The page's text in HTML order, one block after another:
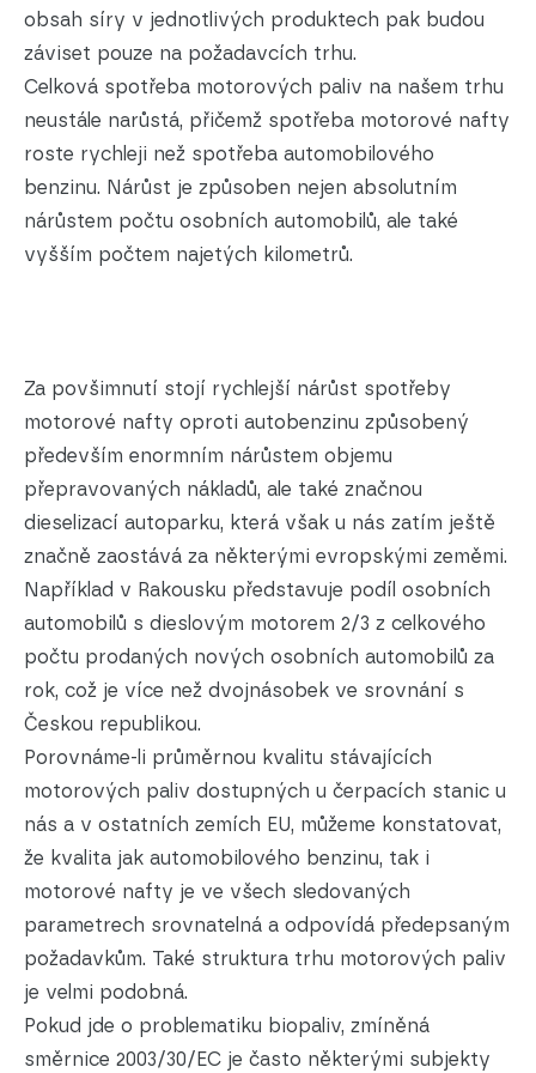
obsah síry v jednotlivých produktech pak budou
záviset pouze na požadavcích trhu.
Celková spotřeba motorových paliv na našem trhu
neustále narůstá, přičemž spotřeba motorové nafty
roste rychleji než spotřeba automobilového
benzinu. Nárůst je způsoben nejen absolutním
nárůstem počtu osobních automobilů, ale také
vyšším počtem najetých kilometrů.
Za povšimnutí stojí rychlejší nárůst spotřeby
motorové nafty oproti autobenzinu způsobený
především enormním nárůstem objemu
přepravovaných nákladů, ale také značnou
dieselizací autoparku, která však u nás zatím ještě
značně zaostává za některými evropskými zeměmi.
Například v Rakousku představuje podíl osobních
automobilů s dieslovým motorem 2/3 z celkového
počtu prodaných nových osobních automobilů za
rok, což je více než dvojnásobek ve srovnání s
Českou republikou.
Porovnáme-li průměrnou kvalitu stávajících
motorových paliv dostupných u čerpacích stanic u
nás a v ostatních zemích EU, můžeme konstatovat,
že kvalita jak automobilového benzinu, tak i
motorové nafty je ve všech sledovaných
parametrech srovnatelná a odpovídá předepsaným
požadavkům. Také struktura trhu motorových paliv
je velmi podobná.
Pokud jde o problematiku biopaliv, zmíněná
směrnice 2003/30/EC je často některými subjekty